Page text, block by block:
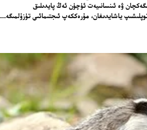
تور بېكىتىمىز
ۋە ئىنسانىيەت ئۈچۈن ئەڭ پايدىلىق
توپلىشىپ ياشايدىغان، مۇرەككەپ ئىجتىمائىي تۈزۈلمىگە...